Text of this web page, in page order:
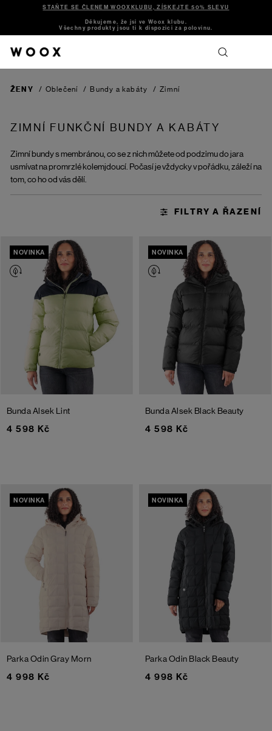
STAŇTE SE ČLENEM WOOXKLUBU, ZÍSKEJTE 50% SLEVU
Děkujeme, že jsi ve Woox klubu.
Všechny produkty jsou ti k dispozici za polovinu.
ŽENY / Oblečení / Bundy a kabáty / Zimní
ZIMNÍ FUNKČNÍ BUNDY A KABÁTY
Zimní bundy s membránou, co se z nich můžete od podzimu do jara
usmívat na promrzlé kolemjdoucí. Počasí je vždycky v pořádku, záleží na
tom, co ho od vás dělí.
NOVINKA
Bunda Alsek Lint
4 598 Kč
NOVINKA
Bunda Alsek Black Beauty
4 598 Kč
NOVINKA
Parka OdinGray Morn
4 998 Kč
NOVINKA
Parka Odin Black Beauty
4 998 Kč